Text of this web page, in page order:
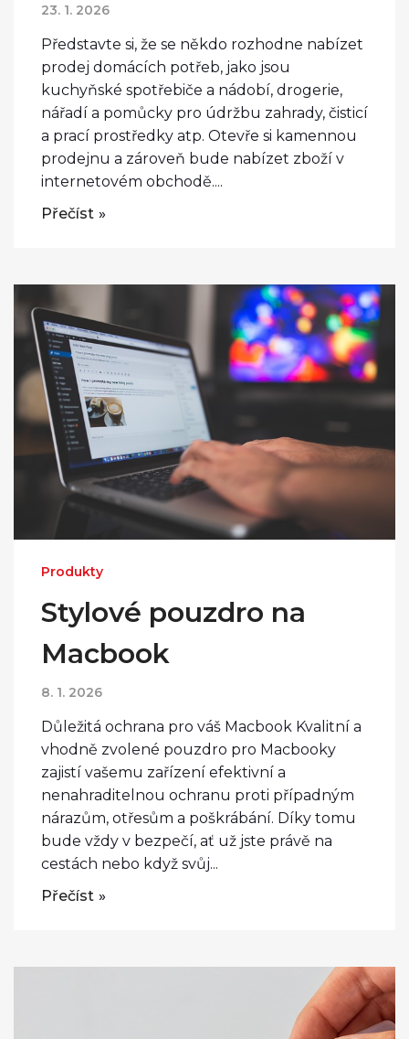
23. 1. 2026
Představte si, že se někdo rozhodne nabízet
prodej domácích potřeb, jako jsou
kuchyňské spotřebiče a nádobí, drogerie,
nářadí a pomůcky pro údržbu zahrady, čisticí
a prací prostředky atp. Otevře si kamennou
prodejnu a zároveň bude nabízet zboží v
internetovém obchodě....
Přečíst
Produkty
Stylové pouzdro na
Macbook
8. 1. 2026
Důležitá ochrana pro váš Macbook Kvalitní a
vhodně zvolené pouzdro pro Macbooky
zajistí vašemu zařízení efektivní a
nenahraditelnou ochranu proti případným
nárazům, otřesům a poškrábání. Díky tomu
bude vždy v bezpečí, ať už jste právě na
cestách nebo když svůj...
Přečíst